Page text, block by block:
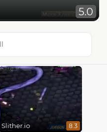
5.0
Slither.io 8.3